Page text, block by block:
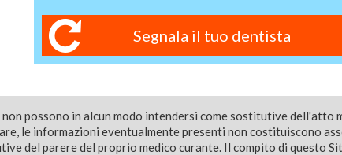
Segnala il tuo dentista
possono in alcun modo intendersi come sostitutive dell'atto
le informazioni eventualmente presenti non costituiscono
del parere del proprio medico curante. Il compito di questo